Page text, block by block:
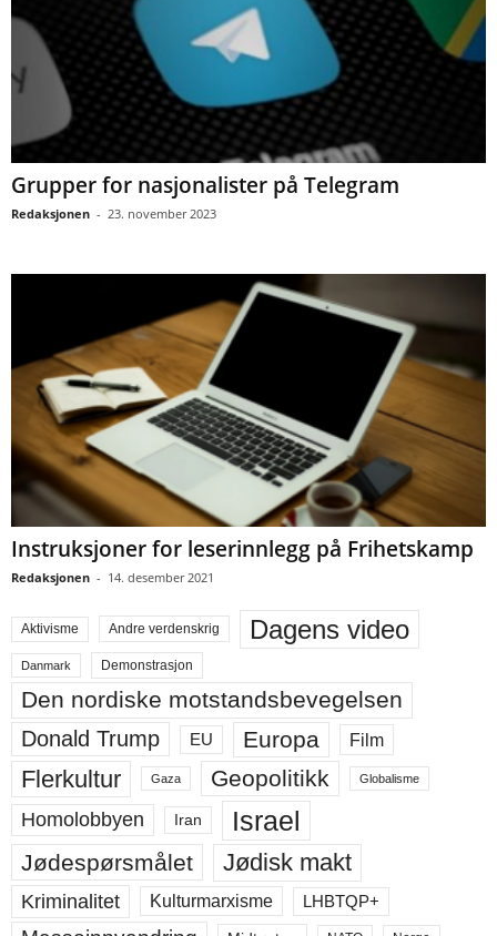
Grupper for nasjonalister på Telegram
Redaksjonen - 23. november 2023
Instruksjoner for leserinnlegg på Frihetskamp
Redaksjonen - 14. desember 2021
Aktivisme Andre verdenskrig Dagens video
Danmark Demonstrasjon
Den nordiske motstandsbevegelsen
Donald Trump EU Europa Film
Flerkultur Gaza Geopolitikk Globalisme
Homolobbyen Iran Israel
Jødespørsmålet Jødisk makt
Kriminalitet Kulturmarxisme LHBTQP+